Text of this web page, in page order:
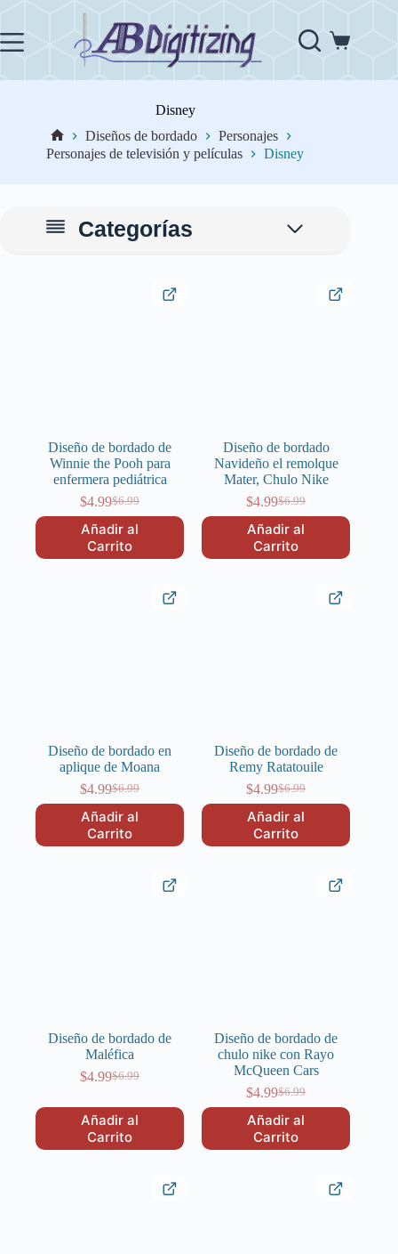
contenido
Carro
compra
Disney
Inicio
Diseños de bordado
Personajes
Personajes de televisión y películas
Disney
Diseño de bordado de
Winnie the Pooh para
enfermera pediátrica
$6.99
El
precio
original
era:
$4.99El
precio
actual
es:
Añadir al
Carrito
Diseño de bordado
Navideño el remolque
Mater, Chulo Nike
$6.99
El
precio
original
era:
$4.99El
precio
actual
es:
Añadir al
Carrito
Diseño de bordado en
aplique de Moana
$6.99
El
precio
original
era:
$4.99El
precio
actual
es:
Añadir al
Carrito
Diseño de bordado de
Remy Ratatouile
$6.99
El
precio
original
era:
$4.99El
precio
actual
es:
Añadir al
Carrito
Diseño de bordado de
Maléfica
$6.99
El
original
era:
$6.99.
$4.99El
actual
es:
$4.99.
Añadir al
Carrito
Diseño de bordado de
chulo nike con Rayo
McQueen Cars
$6.99
El
precio
original
era:
$4.99El
precio
actual
es:
Añadir al
Carrito
Categorías